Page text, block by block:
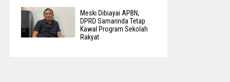
Meski Dibiayai APBN,
DPRD Samarinda Tetap
Kawal Program Sekolah
Rakyat